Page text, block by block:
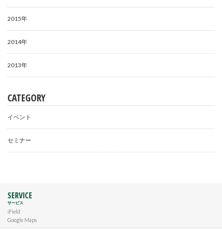
2015年
2014年
2013年
CATEGORY
イベント
セミナー
SERVICE
サービス
iField
Google Maps